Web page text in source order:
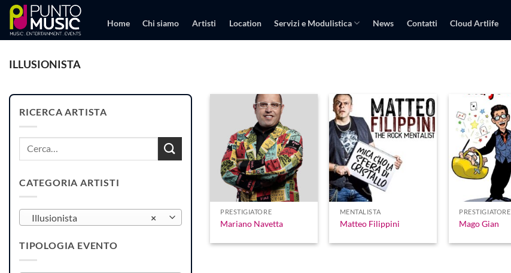
Salta
contenuti
Home Chi siamo Artisti Location Servizi e Modulistica News Contatti Cloud Artlife
ILLUSIONISTA
RICERCA ARTISTA
Cerca:
CATEGORIA ARTISTI
×
Illusionista
TIPOLOGIA EVENTO
PRESTIGIATORE
Mariano Navetta
MENTALISTA
Matteo Filippini
PRESTIGIATORE
Mago Gian